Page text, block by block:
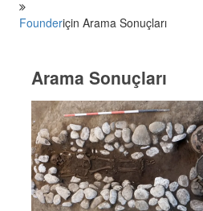
Founderiçin Arama Sonuçları
Arama Sonuçları